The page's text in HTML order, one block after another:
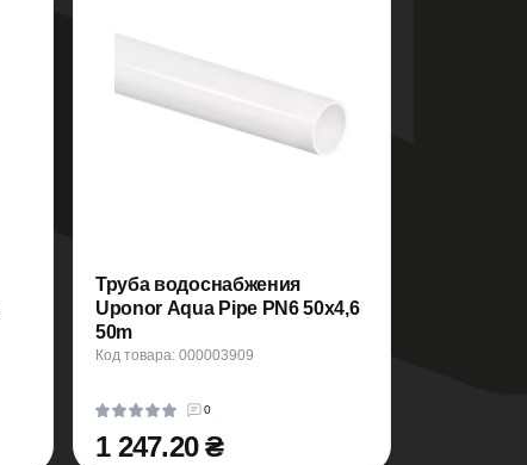
Труба водоснабжения
Uponor Aqua Pipe PN6 50x4,6
50m
Код товара: 000003909
0
1 247.20 ₴